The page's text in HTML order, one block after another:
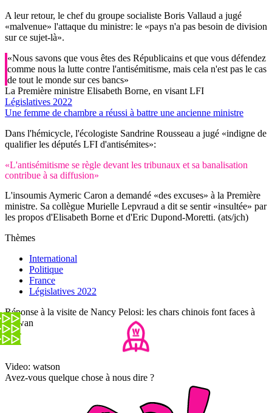
A leur retour, le chef du groupe socialiste Boris Vallaud a jugé
«malvenue» l'attaque du ministre: le «pays n'a pas besoin de division
sur ce sujet-là».
«Nous savons que vous êtes des Républicains et que vous défendez
comme nous la lutte contre l'antisémitisme, mais cela n'est pas le cas
de tout le monde sur ces bancs»
La Première ministre Elisabeth Borne, en visant LFI
Législatives 2022
Une femme de chambre a réussi à battre une ancienne ministre
Dans l'hémicycle, l'écologiste Sandrine Rousseau a jugé «indigne de
qualifier les députés LFI d'antisémites»:
«L'antisémitisme se règle devant les tribunaux et sa banalisation
contribue à sa diffusion»
L'insoumis Aymeric Caron a demandé «des excuses» à la Première
ministre. Sa collègue Murielle Lepvraud a dit se sentir «insultée» par
les propos d'Elisabeth Borne et d'Eric Dupond-Moretti. (ats/jch)
Thèmes
International
Politique
France
Législatives 2022
Réponse à la visite de Nancy Pelosi: les chars chinois font faces à
Taïwan
Video: watson
Avez-vous quelque chose à nous dire ?